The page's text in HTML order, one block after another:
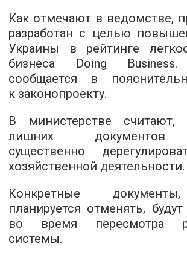
Как отмечают в ведомстве,
разработан с целью
Украины в рейтинге
бизнеса Doing
сообщается в
к законопроекту.
В министерстве считают,
лишних документов
существенно
хозяйственной деятельности.
Конкретные
планируется отменять,
во время пересмотра
системы.